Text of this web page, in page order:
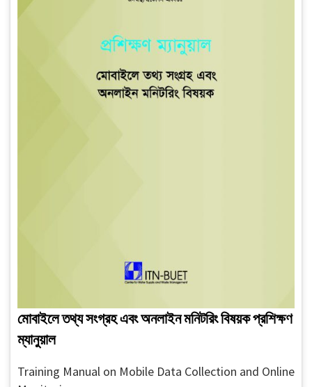
মোবাইলে তথ্য সংগ্রহ এবং অনলাইন মনিটরিং বিষয়ক প্রশিক্ষণ
ম্যানুয়াল
Training Manual on Mobile Data Collection and Online